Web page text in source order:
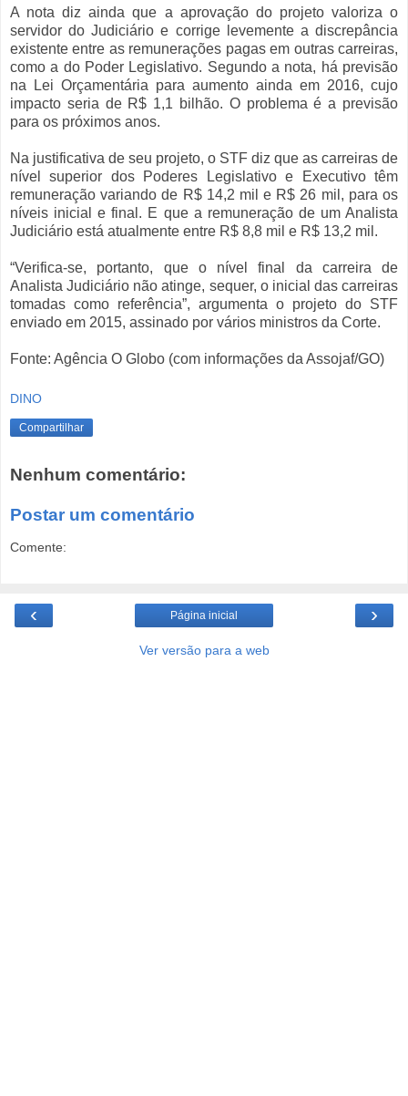
A nota diz ainda que a aprovação do projeto valoriza o
servidor do Judiciário e corrige levemente a discrepância
existente entre as remunerações pagas em outras carreiras,
como a do Poder Legislativo. Segundo a nota, há previsão
na Lei Orçamentária para aumento ainda em 2016, cujo
impacto seria de R$ 1,1 bilhão. O problema é a previsão
para os próximos anos.
Na justificativa de seu projeto, o STF diz que as carreiras de
nível superior dos Poderes Legislativo e Executivo têm
remuneração variando de R$ 14,2 mil e R$ 26 mil, para os
níveis inicial e final. E que a remuneração de um Analista
Judiciário está atualmente entre R$ 8,8 mil e R$ 13,2 mil.
“Verifica-se, portanto, que o nível final da carreira de
Analista Judiciário não atinge, sequer, o inicial das carreiras
tomadas como referência”, argumenta o projeto do STF
enviado em 2015, assinado por vários ministros da Corte.
Fonte: Agência O Globo (com informações da Assojaf/GO)
DINO
Compartilhar
Nenhum comentário:
Postar um comentário
Comente:
‹ ›
Página inicial
Ver versão para a web